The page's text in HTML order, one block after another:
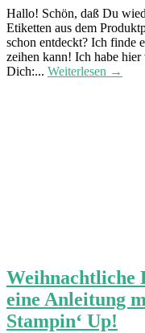
Hallo! Schön, daß Du
Etiketten aus dem
schon entdeckt? Ich finde
zeihen kann! Ich habe
Dich:... Weiterlesen →
Weihnachtliche
eine Anleitung
Stampin‘ Up!